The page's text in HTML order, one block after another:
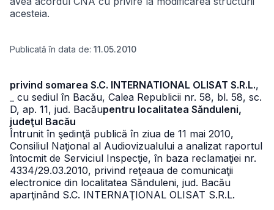
acesteia.
Publicată în data de: 11.05.2010
privind somarea S.C. INTERNATIONAL OLISAT S.R.L.,
_ cu sediul în Bacău, Calea Republicii nr. 58, bl. 58, sc.
D, ap. 11, jud. Bacăupentru localitatea Sănduleni,
judeţul Bacău
Întrunit în şedinţă publică în ziua de 11 mai 2010,
Consiliul Naţional al Audiovizualului a analizat raportul
întocmit de Serviciul Inspecţie, în baza reclamaţiei nr.
4334/29.03.2010, privind reţeaua de comunicaţii
electronice din localitatea Sănduleni, jud. Bacău
aparţinând S.C. INTERNAŢIONAL OLISAT S.R.L.